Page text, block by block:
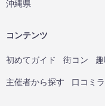
沖縄県
コンテンツ
初めてガイド 街コン
主催者から探す 口コミ